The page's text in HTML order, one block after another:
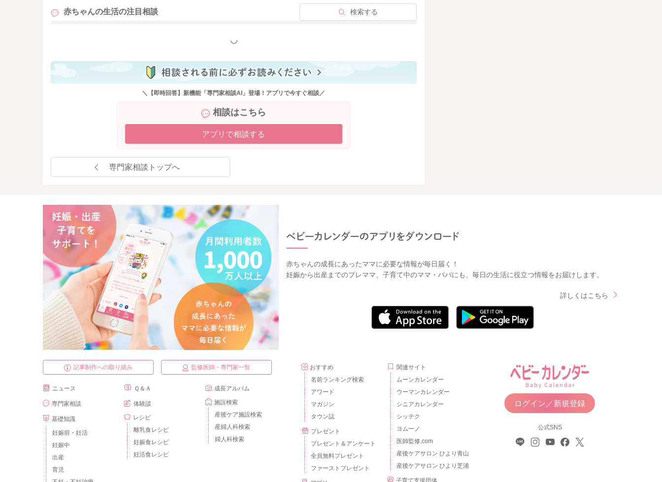
赤ちゃんの生活の注目相談 検索する
もっと見る
＼【即時回答】新機能「専門家相談AI」登場！アプリで今すぐ相談／
相談はこちら
アプリで相談する
専門家相談トップへ
赤ちゃんの成長にあったママに必要な情報が毎日届く！
妊娠から出産までのプレママ、子育て中のママ・パパにも、毎日の生活に役立つ情報をお届けします。
詳しくはこちら
記事制作への取り組み 監修医師・専門家一覧
ニュース
専門家相談
基礎知識
妊娠前・妊活
妊娠中
出産
育児
Ｑ＆Ａ
体験談
レシピ
離乳食レシピ
妊娠食レシピ
妊活食レシピ
成長アルバム
施設検索
産後ケア施設検索
産婦人科検索
婦人科検索
おすすめ
名前ランキング検索
アワード
マガジン
タウン誌
プレゼント
プレゼント＆アンケート
全員無料プレゼント
ファーストプレゼント
関連サイト
ムーンカレンダー
ウーマンカレンダー
シニアカレンダー
シッテク
ヨムーノ
医師監修.com
産後ケアサロン ひより青山
産後ケアサロン ひより芝浦
子育て支援団体
ログイン／新規登録
公式SNS